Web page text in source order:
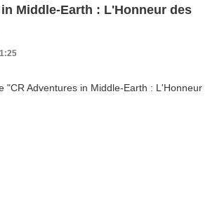
Middle-Earth : L'Honneur des